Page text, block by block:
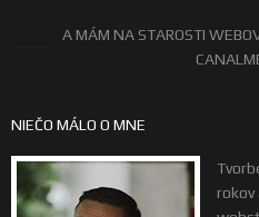
A MÁM NA STAROSTI
NIEČO MÁLO O MNE
rokov